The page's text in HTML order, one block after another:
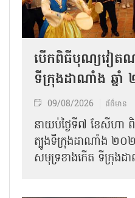
បើកពិធីបុណ្យវៀតណ
ទីក្រុងដាណាំង ឆ្ន
09/08/2026 ព័ត៌មាន
នាយប់ថ្ងៃទី៧ ខែសីហា
ត្បូងទីក្រុងដាណាំង ២០២
សមុទ្រខាងកើត ទីក្រុងដ